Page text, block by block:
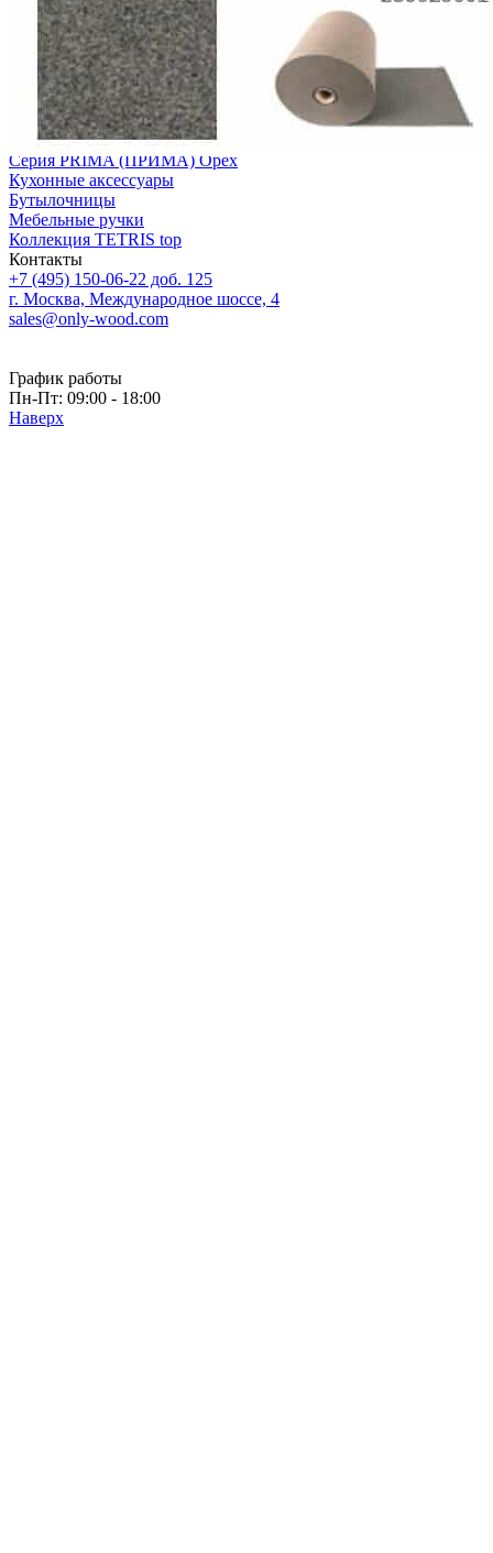
Серия TETRIS top (ТЕТРИС топ) для хранения столовых
приборов
Серия TETRIS more (ТЕТРИС мор) органайзеры для посуды
Серия ANY KITCHEN (ЭНИ КИЧЕН) модульная система
лотков и разделителей
Серия BLACKWOOD (БЛЭКВУД) модульная система в
уникальном дизайне
Серия PRIMA (ПРИМА) Орех
Кухонные аксессуары
Бутылочницы
Мебельные ручки
Коллекция TETRIS top
Контакты
+7 (495) 150-06-22 доб. 125
г. Москва, Международное шоссе, 4
sales@only-wood.com
График работы
Пн-Пт: 09:00 - 18:00
Наверх